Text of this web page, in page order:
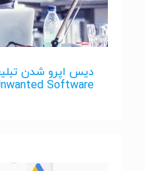
Software